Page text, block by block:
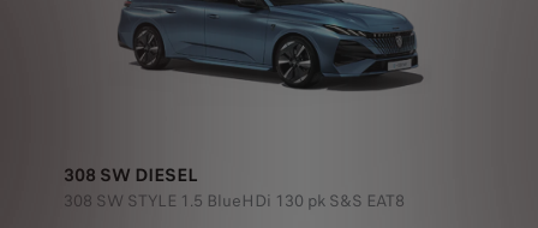
308 SW DIESEL
308 SW STYLE 1.5 BlueHDi 130 pk S&S EAT8